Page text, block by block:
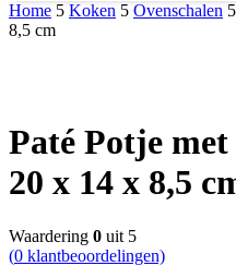
Home 5 Koken 5 Ovenschalen 5
8,5 cm
Paté Potje met
20 x 14 x 8,5
Waardering 0 uit 5
(0 klantbeoordelingen)